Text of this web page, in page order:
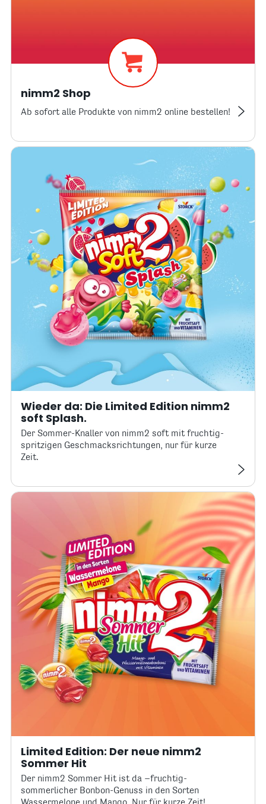
nimm2 Shop
Ab sofort alle Produkte von nimm2 online bestellen!
Wieder da: Die Limited Edition nimm2
soft Splash.
Der Sommer-Knaller von nimm2 soft mit fruchtig-
spritzigen Geschmacksrichtungen, nur für kurze
Zeit.
Limited Edition: Der neue nimm2
Sommer Hit
Der nimm2 Sommer Hit ist da –fruchtig-
sommerlicher Bonbon-Genuss in den Sorten